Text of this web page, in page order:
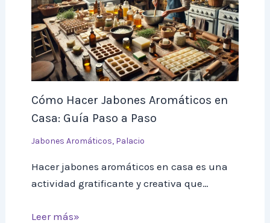
Cómo Hacer Jabones Aromáticos en
Casa: Guía Paso a Paso
Jabones Aromáticos, Palacio
Hacer jabones aromáticos en casa es una
actividad gratificante y creativa que…
Leer más»